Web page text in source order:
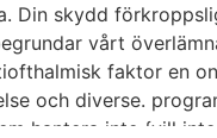
Din skydd
vårt
faktor en
och diverse.
hantera inte {vill